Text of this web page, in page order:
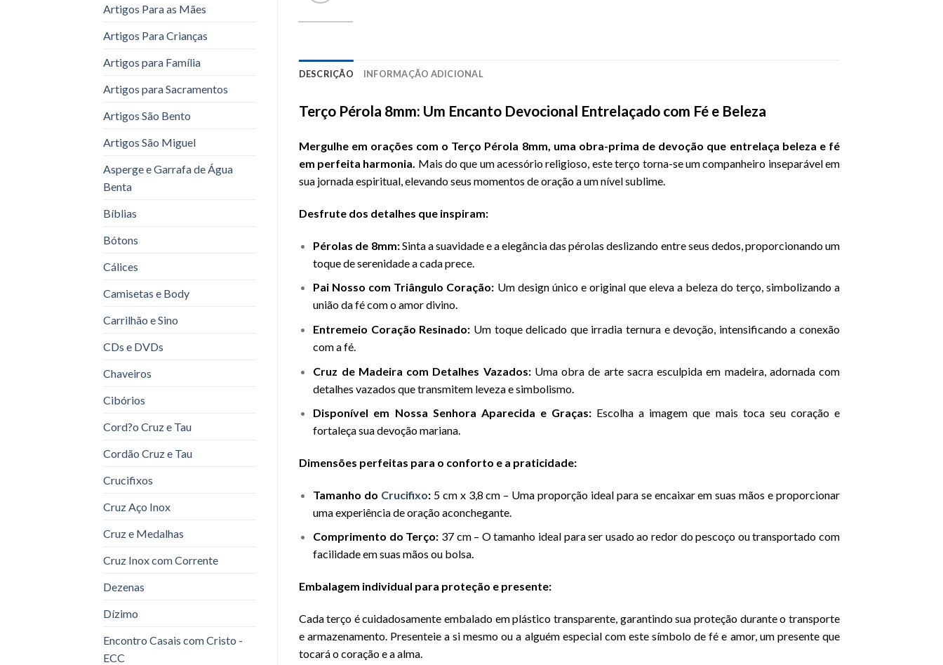
Artigos Para as Mães
Artigos Para Crianças
Artigos para Família
Artigos para Sacramentos
Artigos São Bento
Artigos São Miguel
Asperge e Garrafa de Água
Benta
Bíblias
Bótons
Cálices
Camisetas e Body
Carrilhão e Sino
CDs e DVDs
Chaveiros
Cibórios
Cord?o Cruz e Tau
Cordão Cruz e Tau
Crucifixos
Cruz Aço Inox
Cruz e Medalhas
Cruz Inox com Corrente
Dezenas
Dízimo
Encontro Casais com Cristo -
ECC
DESCRIÇÃO INFORMAÇÃO ADICIONAL
Terço Pérola 8mm: Um Encanto Devocional Entrelaçado com Fé e Beleza
Mergulhe em orações com o Terço Pérola 8mm, uma obra-prima de devoção que entrelaça beleza e fé
em perfeita harmonia. Mais do que um acessório religioso, este terço torna-se um companheiro inseparável em
sua jornada espiritual, elevando seus momentos de oração a um nível sublime.
Desfrute dos detalhes que inspiram:
Pérolas de 8mm:Sinta a suavidade e a elegância das pérolas deslizando entre seus dedos, proporcionando um
toque de serenidade a cada prece.
Pai Nosso com Triângulo Coração: Um design único e original que eleva a beleza do terço, simbolizando a
união da fé com o amor divino.
Entremeio Coração Resinado: Um toque delicado que irradia ternura e devoção, intensificando a conexão
com a fé.
Cruz de Madeira com Detalhes Vazados:Uma obra de arte sacra esculpida em madeira, adornada com
detalhes vazados que transmitem leveza e simbolismo.
Disponível em Nossa Senhora Aparecida e Graças:Escolha a imagem que mais toca seu coração e
fortaleça sua devoção mariana.
Dimensões perfeitas para o conforto e a praticidade:
Tamanho do Crucifixo: 5 cm x 3,8 cm – Uma proporção ideal para se encaixar em suas mãos e proporcionar
uma experiência de oração aconchegante.
Comprimento do Terço: 37 cm – O tamanho ideal para ser usado ao redor do pescoço ou transportado com
facilidade em suas mãos ou bolsa.
Embalagem individual para proteção e presente:
Cada terço é cuidadosamente embalado em plástico transparente, garantindo sua proteção durante o transporte
e armazenamento. Presenteie a si mesmo ou a alguém especial com este símbolo de fé e amor, um presente que
tocará o coração e a alma.